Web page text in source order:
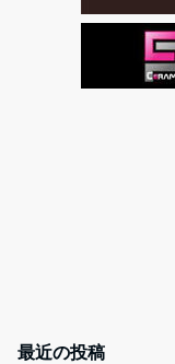
最近の投稿